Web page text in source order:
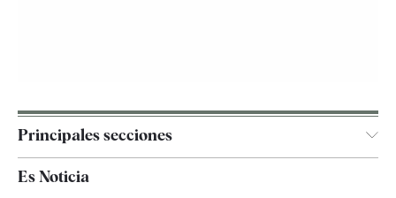
Principales secciones
Es Noticia